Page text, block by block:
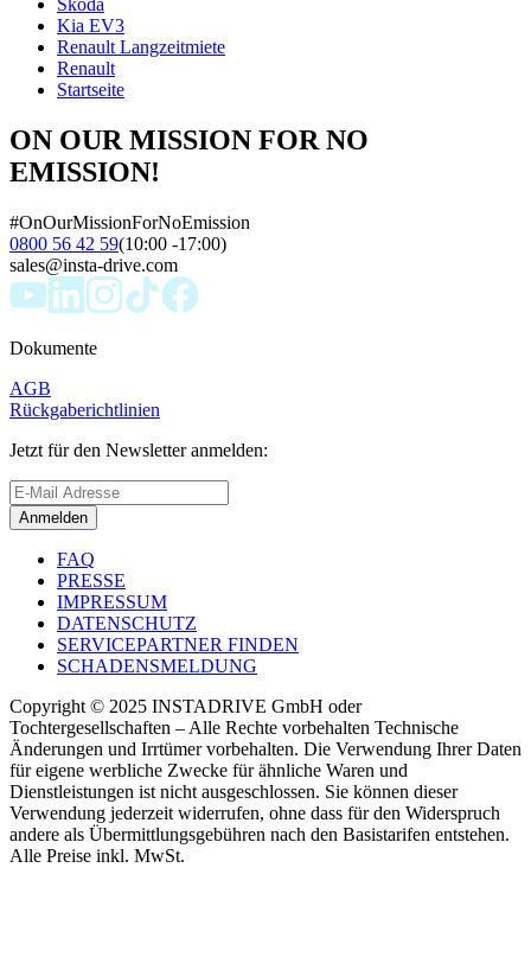
Skoda
Kia EV3
Renault Langzeitmiete
Renault
Startseite
ON OUR MISSION FOR NO
EMISSION!
#OnOurMissionForNoEmission
0800 56 42 59(10:00 -17:00)
sales@insta-drive.com
Dokumente
AGB
Rückgaberichtlinien
Jetzt für den Newsletter anmelden:
Anmelden
FAQ
PRESSE
IMPRESSUM
DATENSCHUTZ
SERVICEPARTNER FINDEN
SCHADENSMELDUNG
Copyright © 2025 INSTADRIVE GmbH oder
Tochtergesellschaften – Alle Rechte vorbehalten Technische
Änderungen und Irrtümer vorbehalten. Die Verwendung Ihrer Daten
für eigene werbliche Zwecke für ähnliche Waren und
Dienstleistungen ist nicht ausgeschlossen. Sie können dieser
Verwendung jederzeit widerrufen, ohne dass für den Widerspruch
andere als Übermittlungsgebühren nach den Basistarifen entstehen.
Alle Preise inkl. MwSt.